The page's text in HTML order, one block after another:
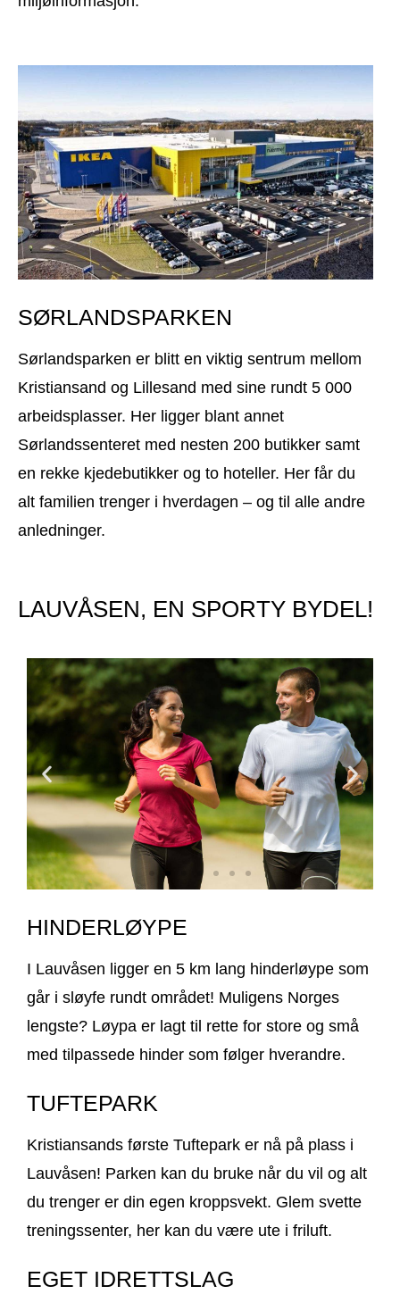
SØRLANDSPARKEN
Sørlandsparken er blitt en viktig sentrum mellom
Kristiansand og Lillesand med sine rundt 5 000
arbeidsplasser. Her ligger blant annet
Sørlandssenteret med nesten 200 butikker samt
en rekke kjedebutikker og to hoteller. Her får du
alt familien trenger i hverdagen – og til alle andre
anledninger.
LAUVÅSEN, EN SPORTY BYDEL!
HINDERLØYPE
I Lauvåsen ligger en 5 km lang hinderløype som
går i sløyfe rundt området! Muligens Norges
lengste? Løypa er lagt til rette for store og små
med tilpassede hinder som følger hverandre.
TUFTEPARK
Kristiansands første Tuftepark er nå på plass i
Lauvåsen! Parken kan du bruke når du vil og alt
du trenger er din egen kroppsvekt. Glem svette
treningssenter, her kan du være ute i friluft.
EGET IDRETTSLAG